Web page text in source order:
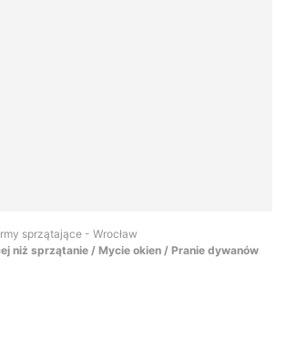
sprzątające - Wrocław
niż sprzątanie / Mycie okien / Pranie dywanów